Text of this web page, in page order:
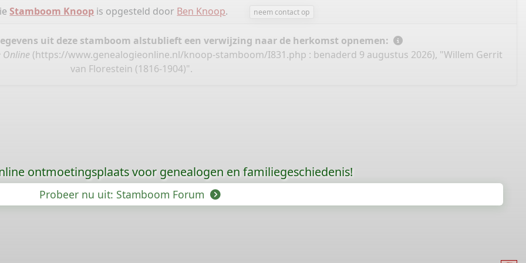
Stamboom Knoop is opgesteld door Ben Knoop. neem contact op
uit deze stamboom alstublieft een verwijzing naar de herkomst opnemen:
Online (https://www.genealogieonline.nl/knoop-stamboom/I831.php : benaderd 9 augustus 2026), "Willem Gerrit
van Florestein (1816-1904)".
ontmoetingsplaats voor genealogen en familiegeschiedenis!
Probeer nu uit: Stamboom Forum